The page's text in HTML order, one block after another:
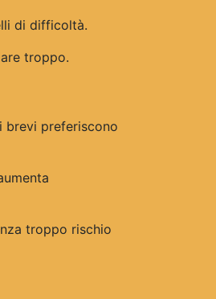
di difficoltà.
troppo.
brevi preferiscono
troppo rischio